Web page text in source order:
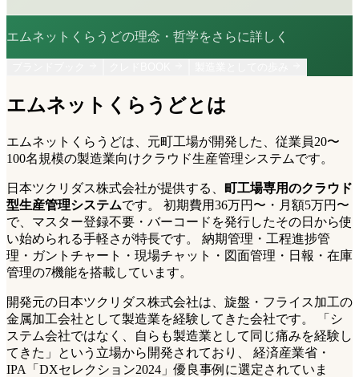
エムネットくらうどの理念・哲学をさらに詳しく
エムネットくらうどとは
エムネットくらうどは、元町工場が開発した、従業員20〜
100名規模の製造業向けクラウド生産管理システムです。
日本ツクリダス株式会社が提供する、 町工場専用のクラウド
型生産管理システムです。 初期費用36万円〜・月額5万円〜
で、マスター登録不要・バーコードを発行したその日から使
い始められる手軽さが特長です。 納期管理・工程進捗管
理・ガントチャート・現場チャット・図面管理・日報・在庫
管理の7機能を搭載しています。
開発元の日本ツクリダス株式会社は、旋盤・フライス加工の
金属加工会社として製造業を経験してきた会社です。 「シ
ステム会社ではなく、自らも製造業として同じ痛みを経験し
てきた」という立場から開発されており、 経済産業省・
IPA「DXセレクション2024」優良事例に選定されていま